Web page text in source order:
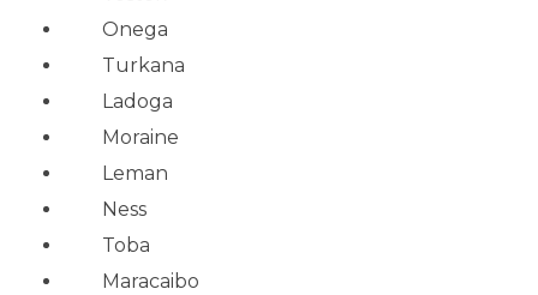
Onega
Turkana
Ladoga
Moraine
Leman
Ness
Toba
Maracaibo